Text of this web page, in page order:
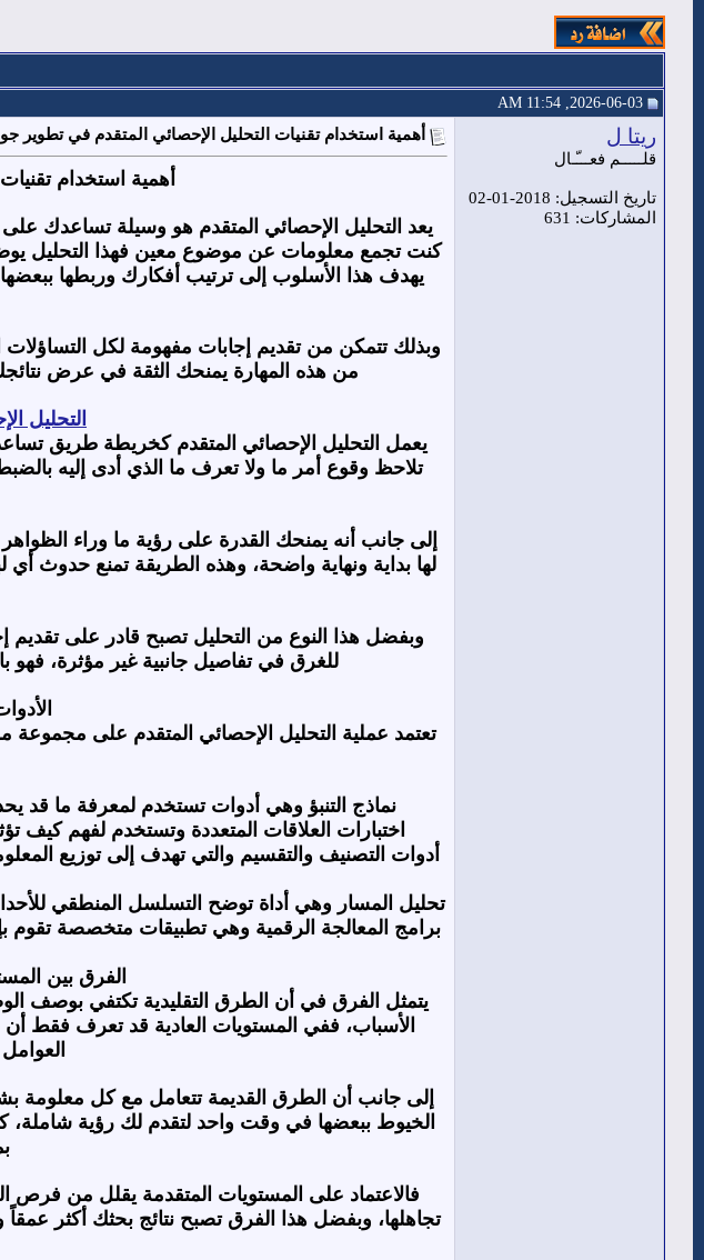
ريتا ل
قلـــــم فعـــّـال
تاريخ التسجيل: 2018-01-02
المشاركات: 631
أهمية استخدام تقنيات التحليل الإحصائي المتقدم في تطوير
أهمية استخدام تقنيات
يعد التحليل الإحصائي المتقدم هو وسيلة تساعدك
كنت تجمع معلومات عن موضوع معين فهذا التحليل
يهدف هذا الأسلوب إلى ترتيب أفكارك وربطها
وبذلك تتمكن من تقديم إجابات مفهومة لكل التساؤلات
من هذه المهارة يمنحك الثقة في عرض
التحليل
يعمل التحليل الإحصائي المتقدم كخريطة طريق
تلاحظ وقوع أمر ما ولا تعرف ما الذي أدى إليه
إلى جانب أنه يمنحك القدرة على رؤية ما وراء
لها بداية ونهاية واضحة، وهذه الطريقة تمنع حدوث
وبفضل هذا النوع من التحليل تصبح قادر على
للغرق في تفاصيل جانبية غير مؤثرة، فهو
تعتمد عملية التحليل الإحصائي المتقدم على
نماذج التنبؤ وهي أدوات تستخدم لمعرفة ما قد
اختبارات العلاقات المتعددة وتستخدم لفهم كيف
أدوات التصنيف والتقسيم والتي تهدف إلى توزيع
تحليل المسار وهي أداة توضح التسلسل المنطقي
برامج المعالجة الرقمية وهي تطبيقات متخصصة
الفرق بين
يتمثل الفرق في أن الطرق التقليدية تكتفي بوصف
الأسباب، ففي المستويات العادية قد تعرف فقط
إلى جانب أن الطرق القديمة تتعامل مع كل
الخيوط ببعضها في وقت واحد لتقدم لك رؤية شاملة،
فالاعتماد على المستويات المتقدمة يقلل من فرص
تجاهلها، وبفضل هذا الفرق تصبح نتائج بحثك أكثر